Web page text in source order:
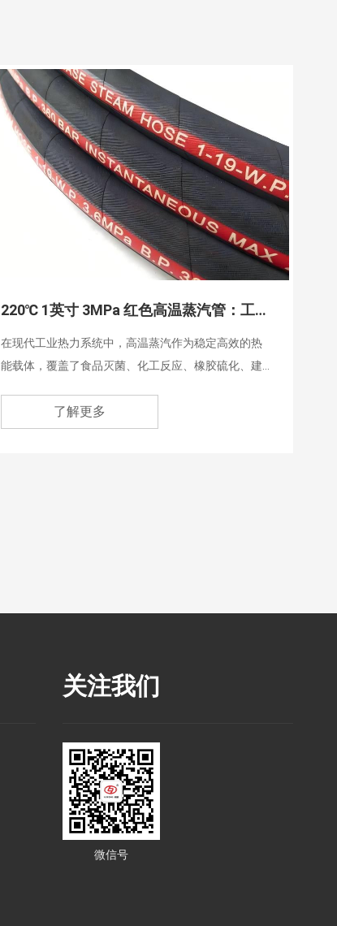
220℃ 1英寸 3MPa 红色高温蒸汽管：工业高温输送的核心解决方案
在现代工业热力系统中，高温蒸汽作为稳定高效的热
能载体，覆盖了食品灭菌、化工反应、橡胶硫化、建
设备的输送管路，直接决定了整套系统的运行安全与
了解更多
关注我们
微信号